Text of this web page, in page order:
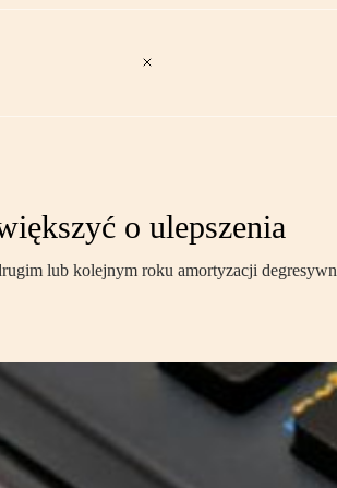
o ulepszenia
lub kolejnym roku amortyzacji